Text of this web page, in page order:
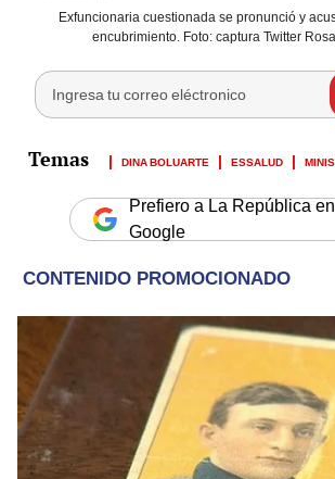
Exfuncionaria cuestionada se pronunció y
encubrimiento. Foto: captura Twitter
DINA BOLUARTE ESSALUD
Prefiero a La República en
Google